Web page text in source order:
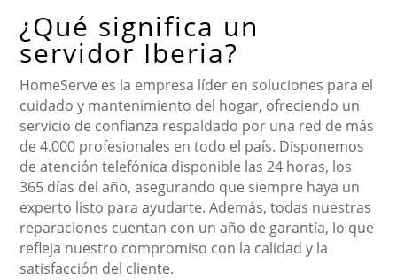
¿Qué significa un
servidor Iberia?
HomeServe es la empresa líder en soluciones para el
cuidado y mantenimiento del hogar, ofreciendo un
servicio de confianza respaldado por una red de más
de 4.000 profesionales en todo el país. Disponemos
de atención telefónica disponible las 24 horas, los
365 días del año, asegurando que siempre haya un
experto listo para ayudarte. Además, todas nuestras
reparaciones cuentan con un año de garantía, lo que
refleja nuestro compromiso con la calidad y la
satisfacción del cliente.